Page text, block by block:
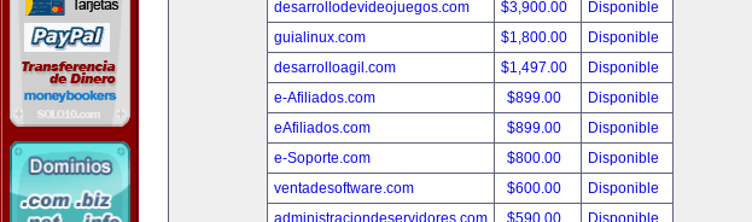
desarrollodevideojuegos.com
$3,900.00
Disponible
guialinux.com
$1,800.00
Disponible
desarrolloagil.com
$1,497.00
Disponible
e-Afiliados.com
$899.00
Disponible
eAfiliados.com
$899.00
Disponible
e-Soporte.com
$800.00
Disponible
ventadesoftware.com
$600.00
Disponible
administraciondeservidores.com
$590.00
Disponible